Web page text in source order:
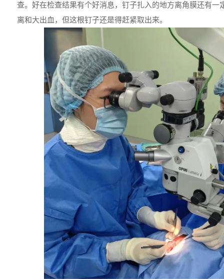
查。好在检查结果有个好消息，钉子扎入的地方离角膜还有一
离和大出血，但这根钉子还是得赶紧取出来。